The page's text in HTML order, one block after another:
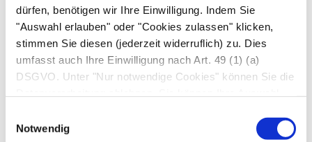
dürfen, benötigen wir Ihre Einwilligung. Indem Sie
"Auswahl erlauben" oder "Cookies zulassen" klicken,
stimmen Sie diesen (jederzeit widerruflich) zu. Dies
umfasst auch Ihre Einwilligung nach Art. 49 (1) (a)
DSGVO. Unter "Nur notwendige Cookies" können Sie die
Notwendig
cranii media) liegen dieSchläfenlappenund die
Sehnervenkreuzung. In derhinteren
Schädelgrube(Fossa cranii posterior)
schließlich befinden sich die
Hinterhauptslappen, das Kleinhirn, die Brücke
und hinterer Schädelgrube befindet sich eine